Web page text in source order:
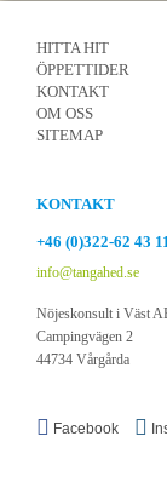
HITTA HIT
ÖPPETTIDER
KONTAKT
OM OSS
SITEMAP
KONTAKT
+46 (0)322-62 43
info@tangahed.se
Nöjeskonsult i Väst
Campingvägen 2
44734 Vårgårda
Facebook